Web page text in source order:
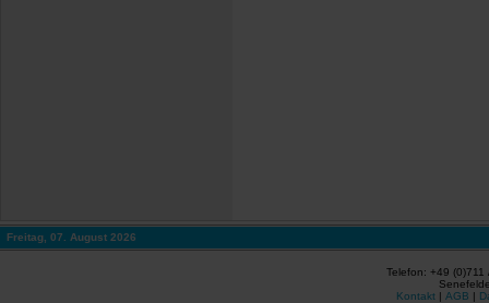
Freitag, 07. August 2026
Telefon: +49
Kontakt | AGB |